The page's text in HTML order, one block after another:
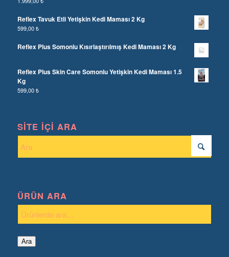
Reflex Tavuk Etli Yetişkin Kedi Maması 2 Kg
599,00₺
Reflex Plus Somonlu Kısırlaştırılmış Kedi Maması 2 Kg
Reflex Plus Skin Care Somonlu Yetişkin Kedi Maması 1.5
Kg
599,00₺
SITE İÇI ARA
ÜRÜN ARA
Ara